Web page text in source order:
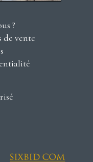
?
de vente